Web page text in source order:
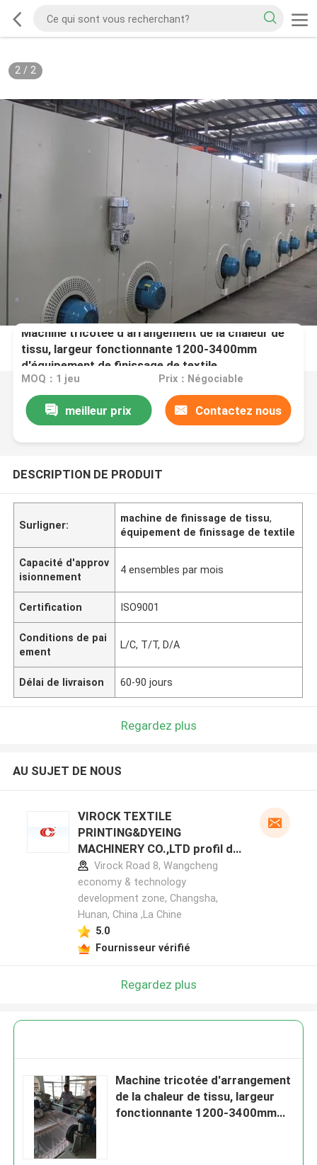
2/ 2
Machine tricotée d'arrangement de la chaleur de
tissu, largeur fonctionnante 1200-3400mm
d'équipement de finissage de textile
MOQ：1 jeu Prix：Négociable
meilleur prix Contactez nous
DESCRIPTION DE PRODUIT
Surligner:
machine de finissage de tissu,
équipement de finissage de textile
Capacité d'approv
isionnement
4 ensembles par mois
Certification ISO9001
Conditions de pai
ement
L/C, T/T, D/A
Délai de livraison 60-90 jours
Regardez plus
AU SUJET DE NOUS
VIROCK TEXTILE
PRINTING&DYEING
MACHINERY CO.,LTD profil du
fabricant
Virock Road 8, Wangcheng
economy & technology
development zone, Changsha,
Hunan, China ,La Chine
5.0
Fournisseur vérifié
Regardez plus
Machine tricotée d'arrangement
de la chaleur de tissu, largeur
fonctionnante 1200-3400mm